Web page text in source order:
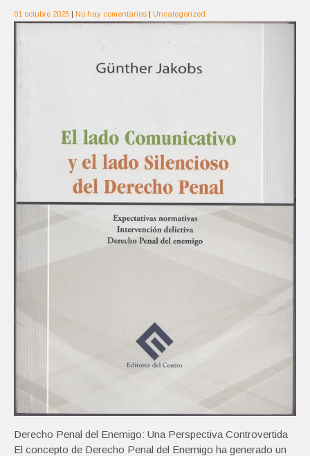
01 octubre 2025 | No hay comentarios | Uncategorized
Derecho Penal del Enemigo: Una Perspectiva Controvertida
El concepto de Derecho Penal del Enemigo ha generado un